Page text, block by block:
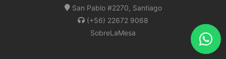
San Pablo #2270, Santiago
(+56) 22672 9068
SobreLaMesa